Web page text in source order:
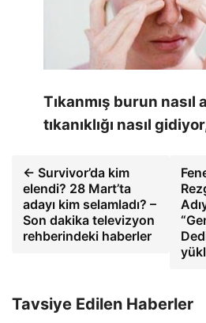
Tıkanmış burun nasıl
tıkanıklığı nasıl
← Survivor’da kim
elendi? 28 Mart’ta
adayı kim selamladı? –
Son dakika televizyon
rehberindeki haberler
Tavsiye Edilen Haberler